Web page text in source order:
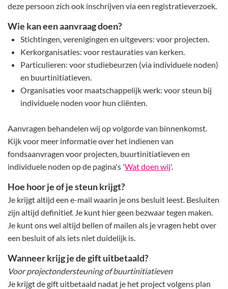
deze persoon zich ook inschrijven via een registratieverzoek.
Wie kan een aanvraag doen?
Stichtingen, verenigingen en uitgevers: voor projecten.
Kerkorganisaties: voor restauraties van kerken.
Particulieren: voor studiebeurzen (via individuele noden)
en buurtinitiatieven.
Organisaties voor maatschappelijk werk: voor steun bij
individuele noden voor hun cliënten.
Aanvragen behandelen wij op volgorde van binnenkomst.
Kijk voor meer informatie over het indienen van
fondsaanvragen voor projecten, buurtinitiatieven en
individuele noden op de pagina's 'Wat doen wij'.
Hoe hoor je of je steun krijgt?
Je krijgt altijd een e-mail waarin je ons besluit leest. Besluiten
zijn altijd definitief. Je kunt hier geen bezwaar tegen maken.
Je kunt ons wel altijd bellen of mailen als je vragen hebt over
een besluit of als iets niet duidelijk is.
Wanneer krijg je de gift uitbetaald?
Voor projectondersteuning of buurtinitiatieven
Je krijgt de gift uitbetaald nadat je het project volgens plan